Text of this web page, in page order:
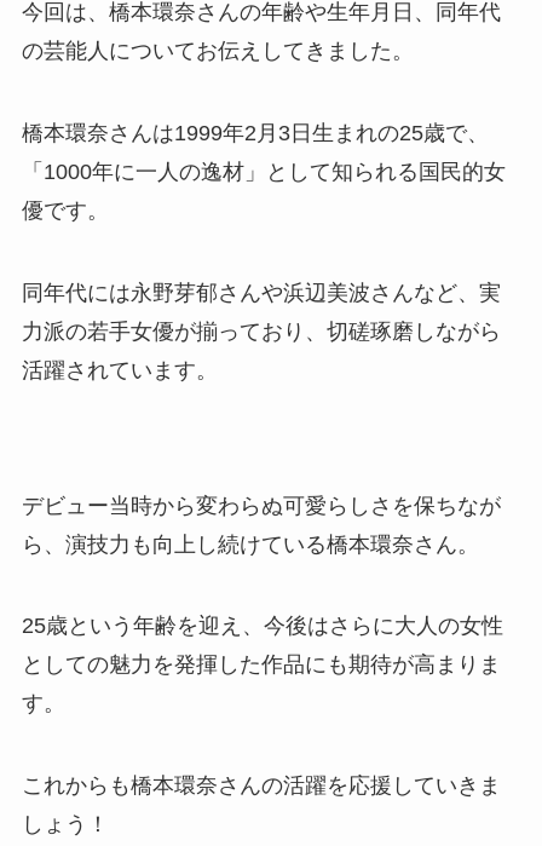
今回は、橋本環奈さんの年齢や生年月日、同年代
の芸能人についてお伝えしてきました。
橋本環奈さんは1999年2月3日生まれの25歳で、
「1000年に一人の逸材」として知られる国民的女
優です。
同年代には永野芽郁さんや浜辺美波さんなど、実
力派の若手女優が揃っており、切磋琢磨しながら
活躍されています。
デビュー当時から変わらぬ可愛らしさを保ちなが
ら、演技力も向上し続けている橋本環奈さん。
25歳という年齢を迎え、今後はさらに大人の女性
としての魅力を発揮した作品にも期待が高まりま
す。
これからも橋本環奈さんの活躍を応援していきま
しょう！